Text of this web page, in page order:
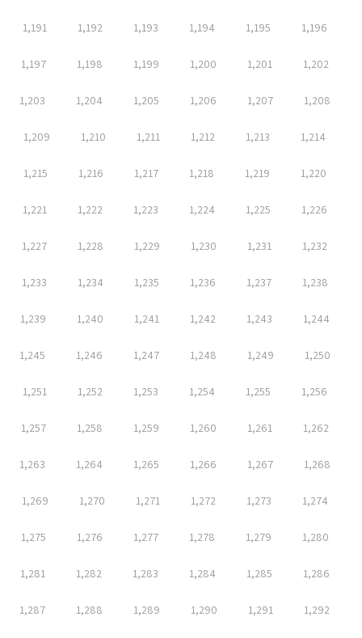
1,191 1,192 1,193 1,194 1,195 1,196
1,197 1,198 1,199 1,200 1,201 1,202
1,203 1,204 1,205 1,206 1,207 1,208
1,209 1,210 1,211 1,212 1,213 1,214
1,215 1,216 1,217 1,218 1,219 1,220
1,221 1,222 1,223 1,224 1,225 1,226
1,227 1,228 1,229 1,230 1,231 1,232
1,233 1,234 1,235 1,236 1,237 1,238
1,239 1,240 1,241 1,242 1,243 1,244
1,245 1,246 1,247 1,248 1,249 1,250
1,251 1,252 1,253 1,254 1,255 1,256
1,257 1,258 1,259 1,260 1,261 1,262
1,263 1,264 1,265 1,266 1,267 1,268
1,269 1,270 1,271 1,272 1,273 1,274
1,275 1,276 1,277 1,278 1,279 1,280
1,281 1,282 1,283 1,284 1,285 1,286
1,287 1,288 1,289 1,290 1,291 1,292